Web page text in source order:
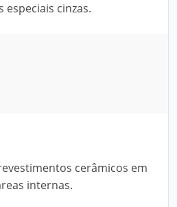
cinzas.
cerâmicos em
internas.